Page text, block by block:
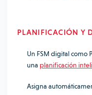
PLANIFICACIÓN Y
Un FSM digital como
una planificación
Asigna